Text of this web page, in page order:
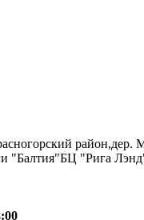
район,дер.
"Балтия"БЦ "Рига